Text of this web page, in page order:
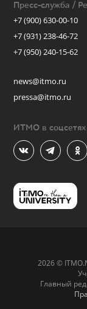
Пресс-служба /
+7 (900) 630-00-10
+7 (931) 238-46-72
+7 (950) 240-15-62
news@itmo.ru
pressa@itmo.ru
ИТМО в соцсетях
2026 ©
Главный